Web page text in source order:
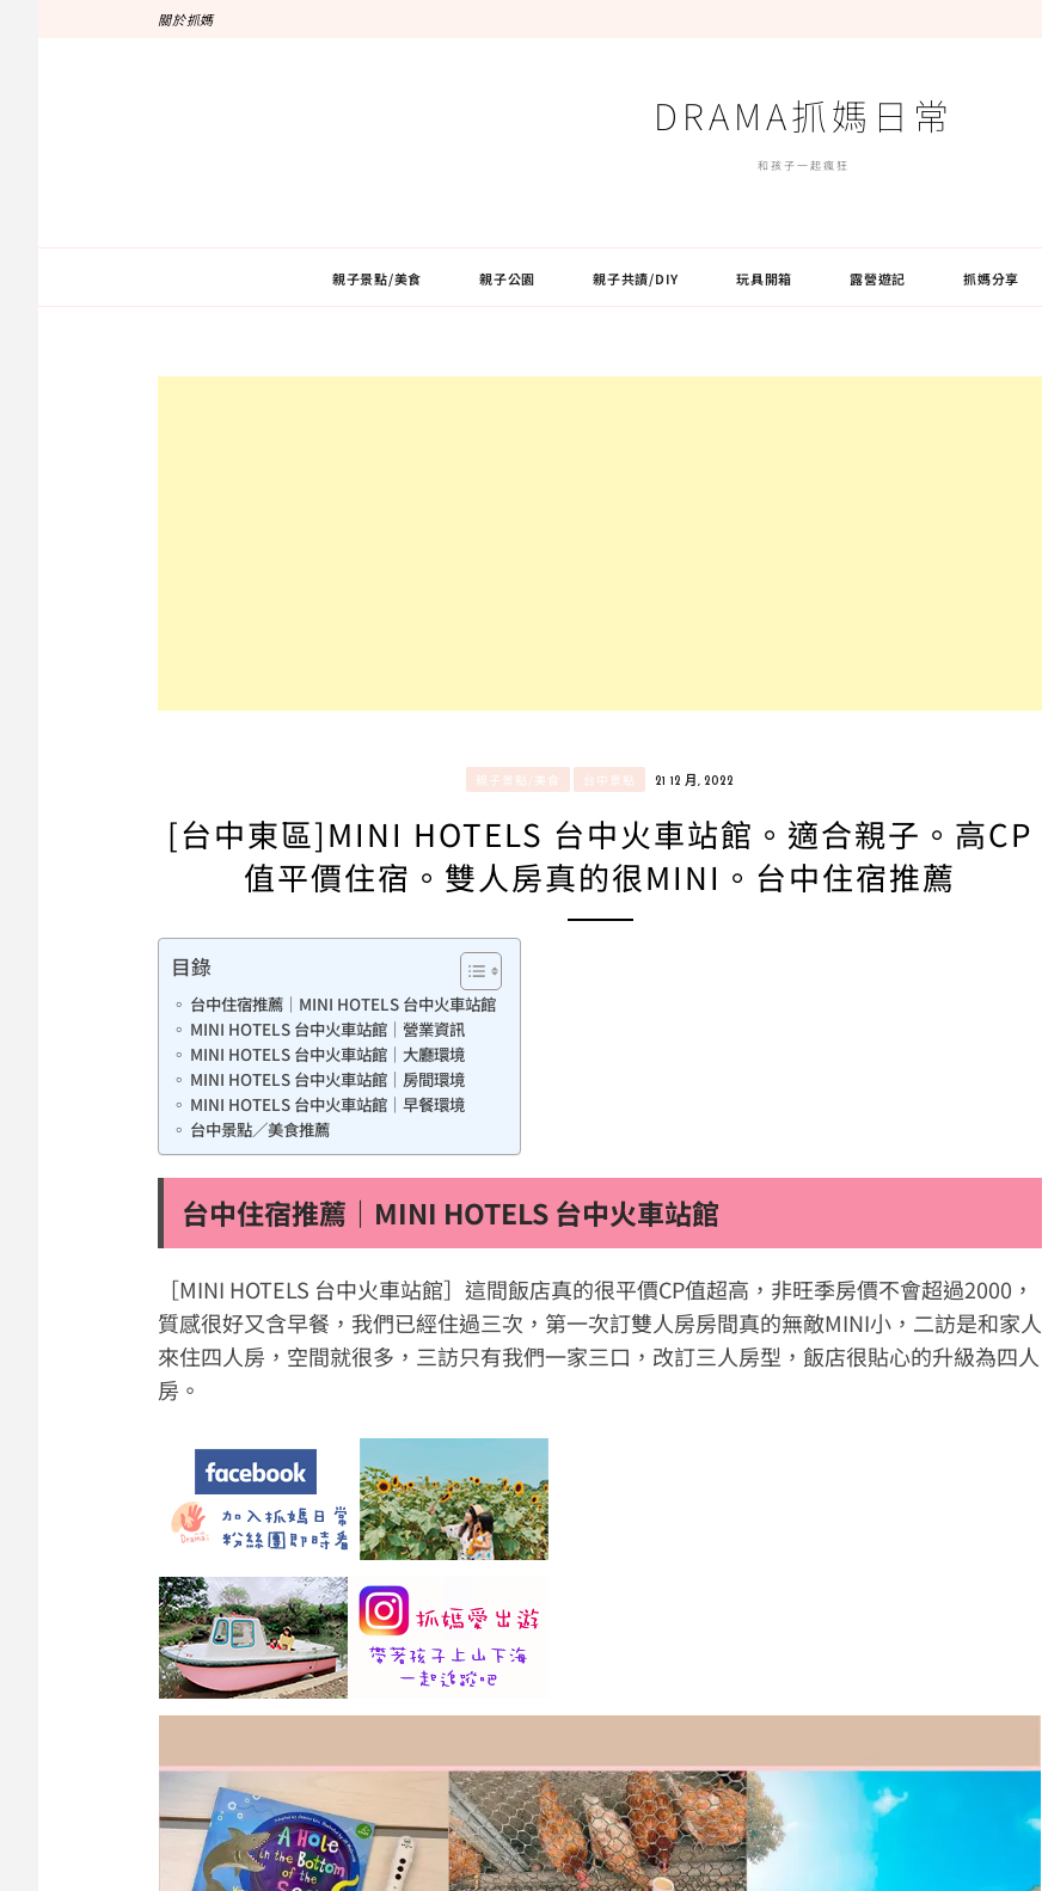
關於抓媽
DRAMA抓媽日常
和孩子一起瘋狂
親子景點/美食 親子公園 親子共讀/DIY 玩具開箱 露營遊記 抓媽分享
親子景點/美食 台中景點 21 12 月, 2022
[台中東區]MINI HOTELS 台中火車站館。適合親子。高CP
值平價住宿。雙人房真的很MINI。台中住宿推薦
目錄
台中住宿推薦｜MINI HOTELS 台中火車站館
MINI HOTELS 台中火車站館｜營業資訊
MINI HOTELS 台中火車站館｜大廳環境
MINI HOTELS 台中火車站館｜房間環境
MINI HOTELS 台中火車站館｜早餐環境
台中景點／美食推薦
台中住宿推薦｜MINI HOTELS 台中火車站館
［MINI HOTELS 台中火車站館］這間飯店真的很平價CP值超高，非旺季房價不會超過2000，
質感很好又含早餐，我們已經住過三次，第一次訂雙人房房間真的無敵MINI小，二訪是和家人
來住四人房，空間就很多，三訪只有我們一家三口，改訂三人房型，飯店很貼心的升級為四人
房。